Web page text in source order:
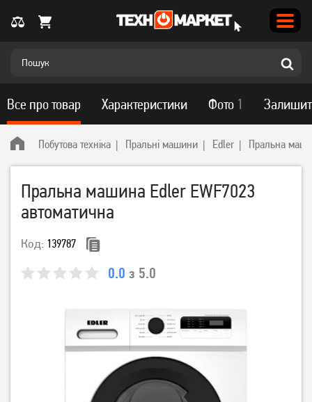
Побутова техніка Пральні машини Edler Пральна
Пральна машина Edler EWF7023
автоматична
Код: 139787
0.0 з 5.0
Все про товар Характеристики Фото 1